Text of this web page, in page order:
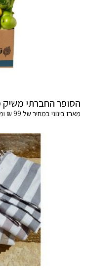
הסופר החברתי משיק
מארז בינוני במחיר של 99 ₪ ומארז גדול ב-149 ₪.